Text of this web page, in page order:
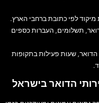
מיקוד לפי כתובת ברחבי הארץ.
תשלומים, העברות כספים
הדואר, שעות פעילות בתקופות
הדואר בישראל